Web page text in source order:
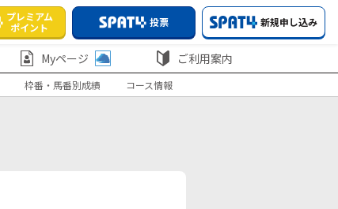
プレミアム
ポイント
投票 新規申し込み
Myページ ご利用案内
枠番・馬番別成績 コース情報